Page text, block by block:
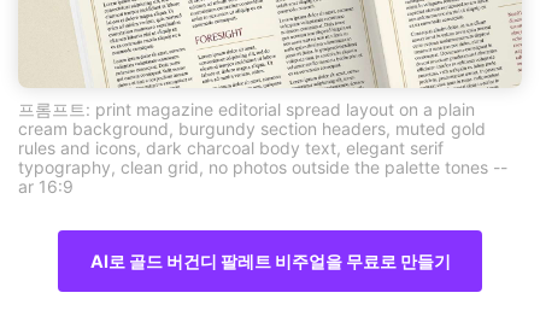
프롬프트: print magazine editorial spread layout on a plain
cream background, burgundy section headers, muted gold
rules and icons, dark charcoal body text, elegant serif
typography, clean grid, no photos outside the palette tones --
ar 16:9
AI로 골드 버건디 팔레트 비주얼을 무료로 만들기